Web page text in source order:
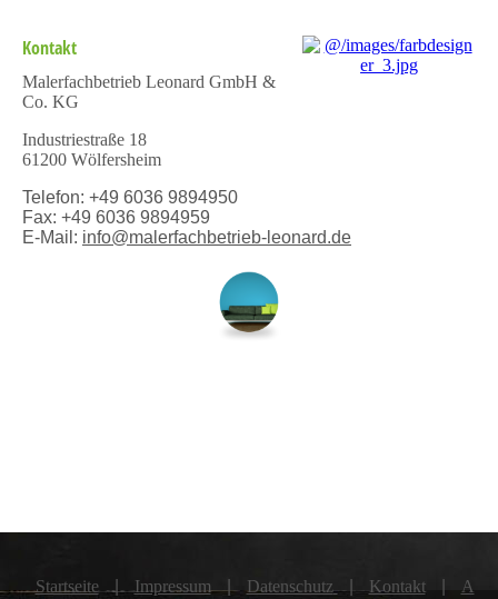
Kontakt
Malerfachbetrieb Leonard GmbH &
Co. KG
Industriestraße 18
61200 Wölfersheim
Telefon: +49 6036 9894950
Fax: +49 6036 9894959
E-Mail: info@malerfachbetrieb-leonard.de
Startseite | Impressum | Datenschutz Kontakt A